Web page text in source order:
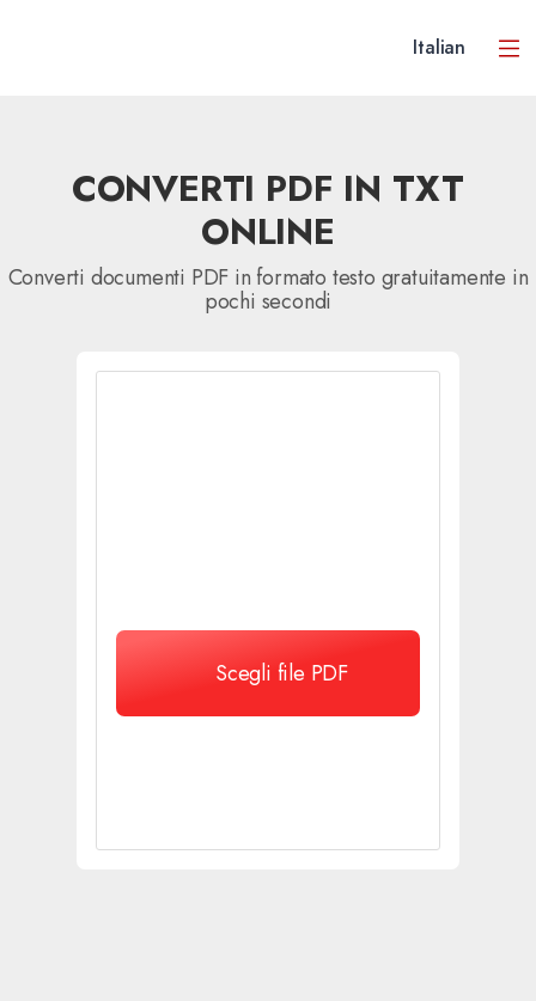
Italian
CONVERTI PDF IN TXT
ONLINE
Converti documenti PDF in formato testo gratuitamente in
pochi secondi
Scegli file PDF